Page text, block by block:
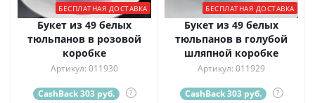
БЕСПЛАТНАЯ ДОСТАВКА
Букет из 49 белых
тюльпанов в розовой
коробке
Артикул: 011930
CashBack 303 руб. ?
БЕСПЛАТНАЯ ДОСТАВКА
Букет из 49 белых
тюльпанов в голубой
шляпной коробке
Артикул: 011929
CashBack 303 руб. ?